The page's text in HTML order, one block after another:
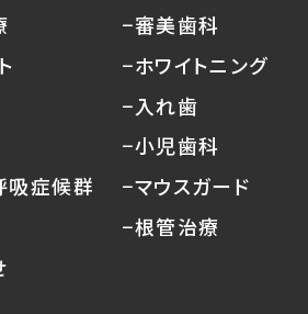
吸症候群
−審美歯科
−ホワイトニング
−入れ歯
−小児歯科
−マウスガード
−根管治療